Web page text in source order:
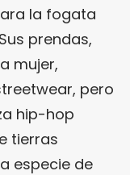
la fogata
prendas,
mujer,
pero
hip-hop
tierras
especie de